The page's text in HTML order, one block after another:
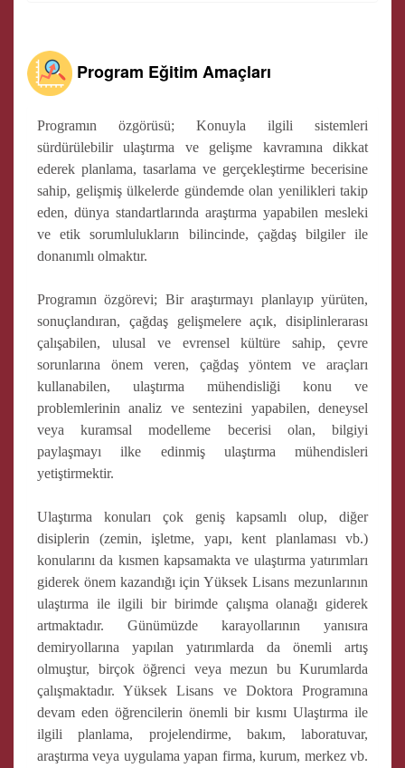
Program Eğitim Amaçları
Programın özgörüsü; Konuyla ilgili sistemleri
sürdürülebilir ulaştırma ve gelişme kavramına dikkat
ederek planlama, tasarlama ve gerçekleştirme becerisine
sahip, gelişmiş ülkelerde gündemde olan yenilikleri takip
eden, dünya standartlarında araştırma yapabilen mesleki
ve etik sorumlulukların bilincinde, çağdaş bilgiler ile
donanımlı olmaktır.
Programın özgörevi; Bir araştırmayı planlayıp yürüten,
sonuçlandıran, çağdaş gelişmelere açık, disiplinlerarası
çalışabilen, ulusal ve evrensel kültüre sahip, çevre
sorunlarına önem veren, çağdaş yöntem ve araçları
kullanabilen, ulaştırma mühendisliği konu ve
problemlerinin analiz ve sentezini yapabilen, deneysel
veya kuramsal modelleme becerisi olan, bilgiyi
paylaşmayı ilke edinmiş ulaştırma mühendisleri
yetiştirmektir.
Ulaştırma konuları çok geniş kapsamlı olup, diğer
disiplerin (zemin, işletme, yapı, kent planlaması vb.)
konularını da kısmen kapsamakta ve ulaştırma yatırımları
giderek önem kazandığı için Yüksek Lisans mezunlarının
ulaştırma ile ilgili bir birimde çalışma olanağı giderek
artmaktadır. Günümüzde karayollarının yanısıra
demiryollarına yapılan yatırımlarda da önemli artış
olmuştur, birçok öğrenci veya mezun bu Kurumlarda
çalışmaktadır. Yüksek Lisans ve Doktora Programına
devam eden öğrencilerin önemli bir kısmı Ulaştırma ile
ilgili planlama, projelendirme, bakım, laboratuvar,
araştırma veya uygulama yapan firma, kurum, merkez vb.